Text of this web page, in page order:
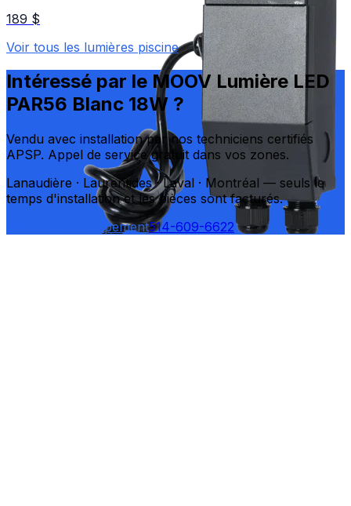
189 $
Voir tous les lumières piscine
Intéressé par le MOOV Lumière LED
PAR56 Blanc 18W ?
Vendu avec installation par nos techniciens certifiés
APSP. Appel de service gratuit dans vos zones.
Lanaudière · Laurentides · Laval · Montréal — seuls le
temps d'installation et les pièces sont facturés.
Je veux cet équipement514-609-6622